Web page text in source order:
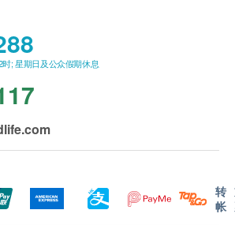
目
测 重点项目
包括a点突变）
的检查。
建议您延缓体检。避免实验室检查
影响从而导致结果不准确。
的医疗报告，X光扫描片，化验报
排医护人员陪同提供翻译服务。
体检计划页面的繁体中文、简体中
本有任何抵触或不相符之处，应以
准。
中文版本。
体检后7~14个工作日内发送，客户
查看体检报告：
告后，深圳企鹅门诊部会发送提醒
预留的手机号短信息内，微信小程
; 星期日及公众假期休息
转
帐